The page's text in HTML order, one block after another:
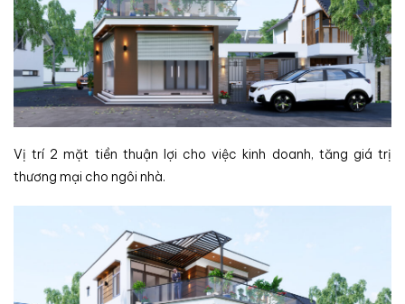
Vị trí 2 mặt tiền thuận lợi cho việc kinh doanh, tăng giá trị
thương mại cho ngôi nhà.